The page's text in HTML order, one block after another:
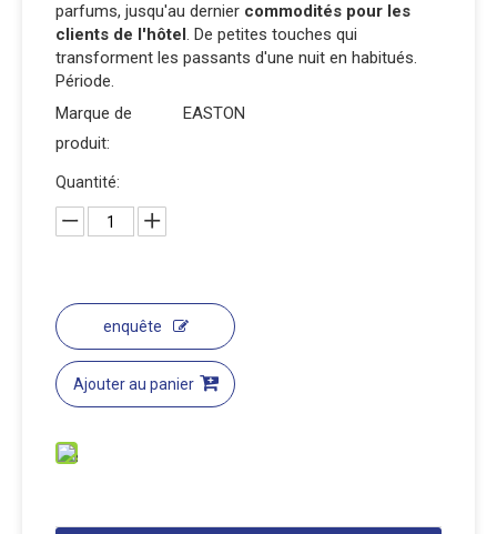
parfums, jusqu'au dernier commodités pour les
clients de l'hôtel. De petites touches qui
transforment les passants d'une nuit en habitués.
Période.
Marque de
produit:
EASTON
Quantité:
enquête
Ajouter au panier